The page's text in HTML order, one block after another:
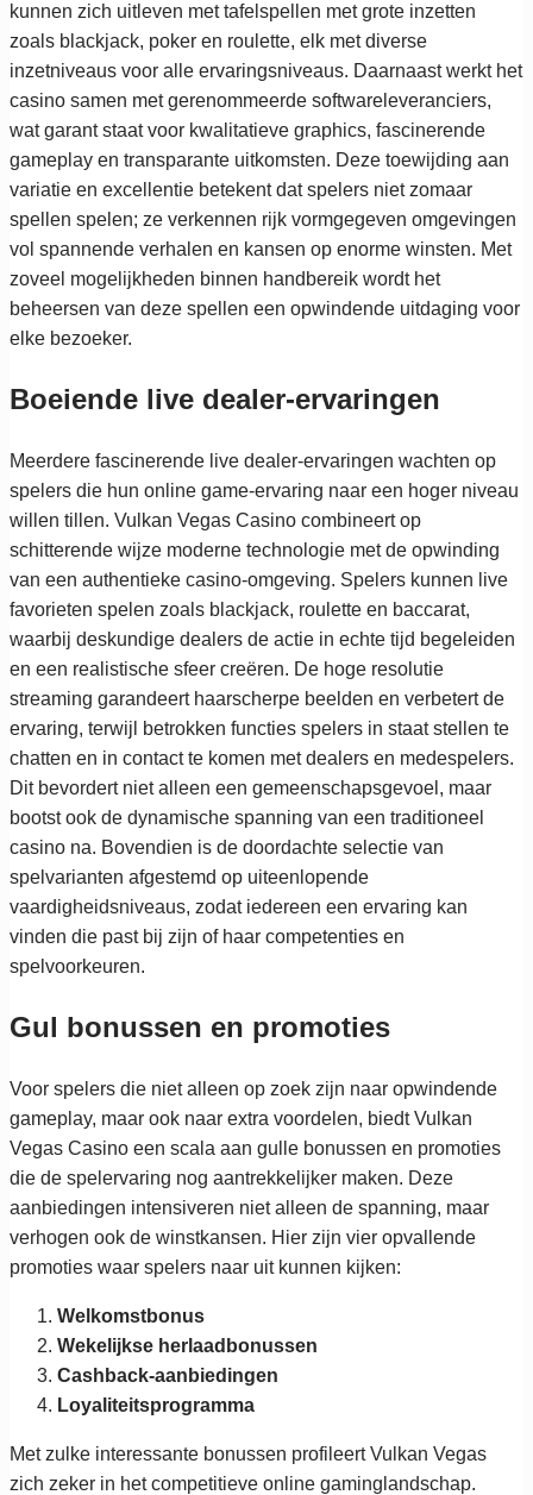
kunnen zich uitleven met tafelspellen met grote inzetten
zoals blackjack, poker en roulette, elk met diverse
inzetniveaus voor alle ervaringsniveaus. Daarnaast werkt het
casino samen met gerenommeerde softwareleveranciers,
wat garant staat voor kwalitatieve graphics, fascinerende
gameplay en transparante uitkomsten. Deze toewijding aan
variatie en excellentie betekent dat spelers niet zomaar
spellen spelen; ze verkennen rijk vormgegeven omgevingen
vol spannende verhalen en kansen op enorme winsten. Met
zoveel mogelijkheden binnen handbereik wordt het
beheersen van deze spellen een opwindende uitdaging voor
elke bezoeker.
Boeiende live dealer-ervaringen
Meerdere fascinerende live dealer-ervaringen wachten op
spelers die hun online game-ervaring naar een hoger niveau
willen tillen. Vulkan Vegas Casino combineert op
schitterende wijze moderne technologie met de opwinding
van een authentieke casino-omgeving. Spelers kunnen live
favorieten spelen zoals blackjack, roulette en baccarat,
waarbij deskundige dealers de actie in echte tijd begeleiden
en een realistische sfeer creëren. De hoge resolutie
streaming garandeert haarscherpe beelden en verbetert de
ervaring, terwijl betrokken functies spelers in staat stellen te
chatten en in contact te komen met dealers en medespelers.
Dit bevordert niet alleen een gemeenschapsgevoel, maar
bootst ook de dynamische spanning van een traditioneel
casino na. Bovendien is de doordachte selectie van
spelvarianten afgestemd op uiteenlopende
vaardigheidsniveaus, zodat iedereen een ervaring kan
vinden die past bij zijn of haar competenties en
spelvoorkeuren.
Gul bonussen en promoties
Voor spelers die niet alleen op zoek zijn naar opwindende
gameplay, maar ook naar extra voordelen, biedt Vulkan
Vegas Casino een scala aan gulle bonussen en promoties
die de spelervaring nog aantrekkelijker maken. Deze
aanbiedingen intensiveren niet alleen de spanning, maar
verhogen ook de winstkansen. Hier zijn vier opvallende
promoties waar spelers naar uit kunnen kijken:
Welkomstbonus
Wekelijkse herlaadbonussen
Cashback-aanbiedingen
Loyaliteitsprogramma
Met zulke interessante bonussen profileert Vulkan Vegas
zich zeker in het competitieve online gaminglandschap.